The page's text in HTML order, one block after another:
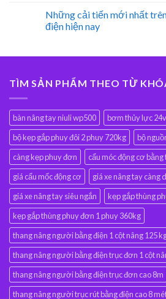
Những cải tiến mới nhất
điện hiện nay
TÌM SẢN PHẨM THEO TỪ
bàn nâng tay niuli wp500
bơm thủy lực 24v
bộ kẹp gắp phuy đôi 2 phuy 720kg
bộ
càng kẹp phuy đơn
cẩu móc động cơ bằng
giá cẩu mốc động cơ
giá xe nâng tay càng
giá xe nâng tay siêu ngắn
kẹp gắp thùng
kẹp gắp thùng phuy đơn 1 phuy 360kg
thang nâng người bằng điện 1 cột nâng 125
thang nâng người bằng điện trục đơn 1 cột
thang nâng người bằng điện trục đơn cao 8m
thang nâng người trục rút bằng điện cao 8